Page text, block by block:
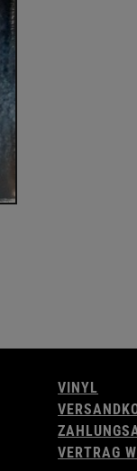
VINYL
VERTRAG